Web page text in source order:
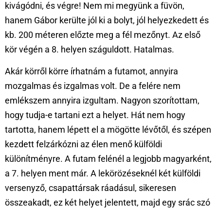
kivágódni, és végre! Nem mi megyünk a füvön,
hanem Gábor kerülte jól ki a bolyt, jól helyezkedett és
kb. 200 méteren előzte meg a fél mezőnyt. Az első
kör végén a 8. helyen száguldott. Hatalmas.
Akár körről körre írhatnám a futamot, annyira
mozgalmas és izgalmas volt. De a felére nem
emlékszem annyira izgultam. Nagyon szorítottam,
hogy tudja-e tartani ezt a helyet. Hát nem hogy
tartotta, hanem lépett el a mögötte lévőtől, és szépen
kezdett felzárkózni az élen menő külföldi
különítményre. A futam felénél a legjobb magyarként,
a 7. helyen ment már. A lekörözéseknél két külföldi
versenyző, csapattársak ráadásul, sikeresen
összeakadt, ez két helyet jelentett, majd egy srác szó